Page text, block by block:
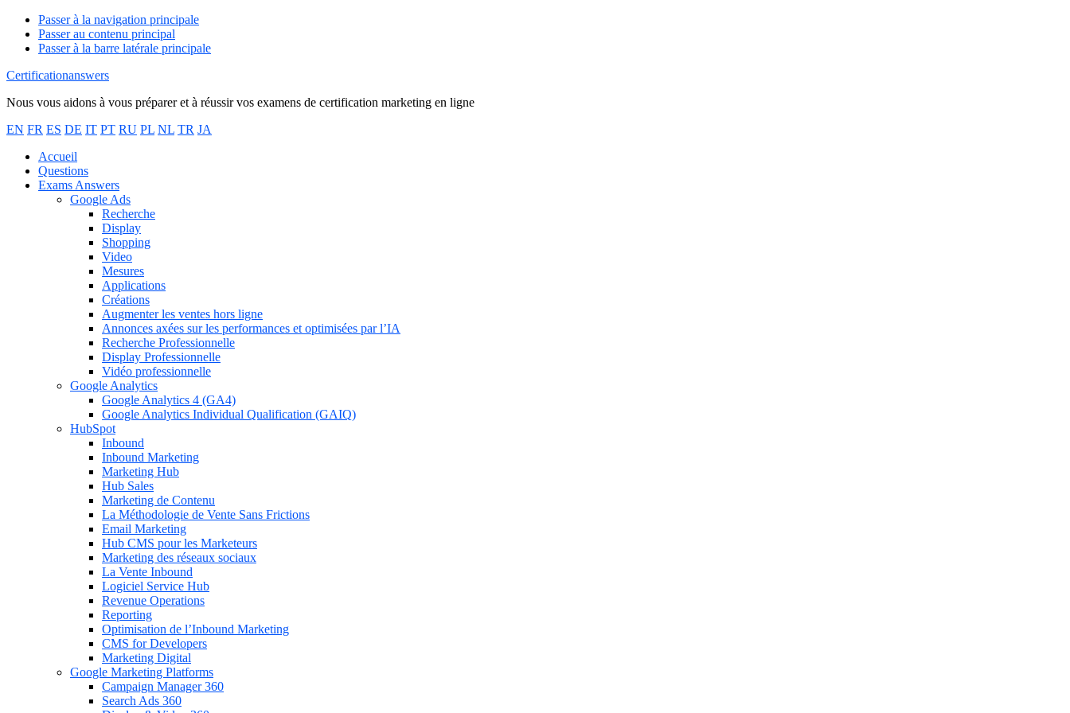
Passer à la navigation principale
Passer au contenu principal
Passer à la barre latérale principale
Certificationanswers
Nous vous aidons à vous préparer et à réussir vos examens de certification marketing en ligne
EN FR ES DE IT PT RU PL NL TR JA
Accueil
Questions
Exams Answers
Google Ads
Recherche
Display
Shopping
Video
Mesures
Applications
Créations
Augmenter les ventes hors ligne
Annonces axées sur les performances et optimisées par l’IA
Recherche Professionnelle
Display Professionnelle
Vidéo professionnelle
Google Analytics
Google Analytics 4 (GA4)
Google Analytics Individual Qualification (GAIQ)
HubSpot
Inbound
Inbound Marketing
Marketing Hub
Hub Sales
Marketing de Contenu
La Méthodologie de Vente Sans Frictions
Email Marketing
Hub CMS pour les Marketeurs
Marketing des réseaux sociaux
La Vente Inbound
Logiciel Service Hub
Revenue Operations
Reporting
Optimisation de l’Inbound Marketing
CMS for Developers
Marketing Digital
Google Marketing Platforms
Campaign Manager 360
Search Ads 360